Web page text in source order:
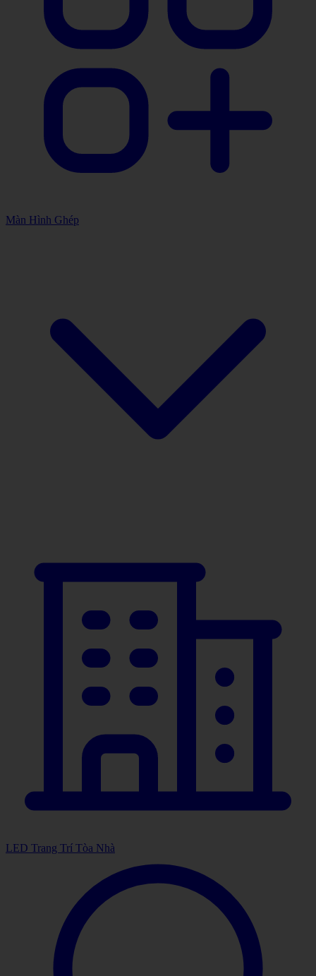
Màn Hình Ghép
LED Trang Trí Tòa Nhà